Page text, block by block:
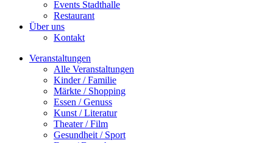
Events Stadthalle
Restaurant
Über uns
Kontakt
Veranstaltungen
Alle Veranstaltungen
Kinder / Familie
Märkte / Shopping
Essen / Genuss
Kunst / Literatur
Theater / Film
Gesundheit / Sport